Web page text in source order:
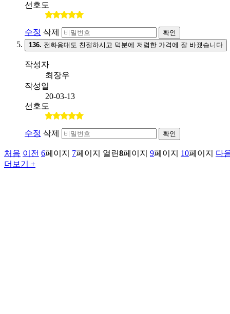
선호도
수정 삭제
확인
136. 전화응대도 친절하시고 덕분에 저렴한 가격에 잘 바꿨습니다
작성자
최장우
작성일
20-03-13
선호도
수정 삭제 확인
처음 이전 6페이지 7페이지 열린8페이지 9페이지 10페이지
다
더보기 +